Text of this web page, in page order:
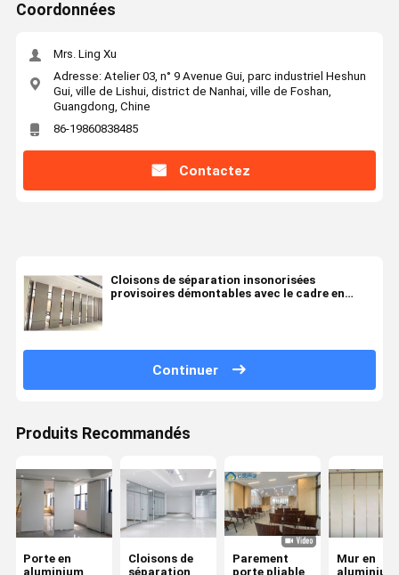
Coordonnées
Mrs. Ling Xu
Adresse: Atelier 03, n° 9 Avenue Gui, parc industriel Heshun
Gui, ville de Lishui, district de Nanhai, ville de Foshan,
Guangdong, Chine
86-19860838485
Contactez
Cloisons de séparation insonorisées
provisoires démontables avec le cadre en
Continuer
Produits Recommandés
Porte en
aluminium
Cloisons de
séparation
Parement
porte pliable
Mur en
aluminium